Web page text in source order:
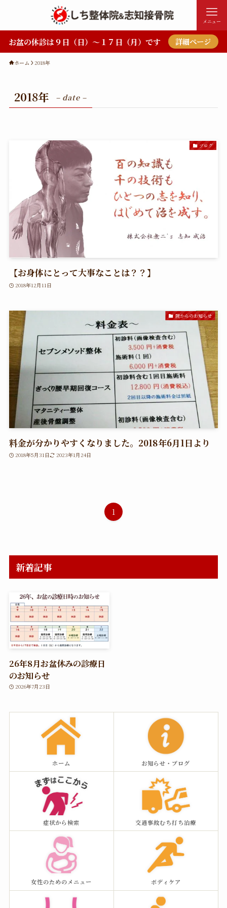
メニュー
お盆の休診は９日（日）～１７日（月）です 詳細ページ
ホーム 2018年
2018年 – date –
ブログ
【お身体にとって大事なことは？？】
2018年12月11日
院からのお知らせ
料金が分かりやすくなりました。2018年6月1日より
2018年5月31日 2023年1月24日
1
新着記事
26年8月お盆休みの診療日
のお知らせ
2026年7月23日
ホーム お知らせ・ブログ
症状から検索 交通事故むち打ち治療
女性のためのメニュー ボディケア